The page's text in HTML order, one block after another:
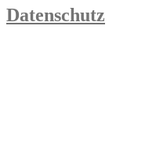
Datenschutz